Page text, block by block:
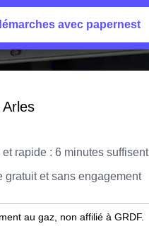
avec papernest
rapide : 6 minutes suffisent
gratuit et sans engagement
au gaz, non affilié à GRDF.